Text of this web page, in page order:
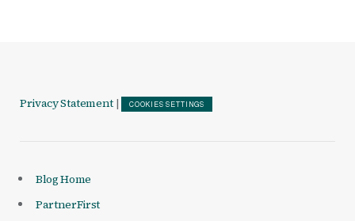
Privacy Statement | COOKIES SETTINGS
Blog Home
PartnerFirst